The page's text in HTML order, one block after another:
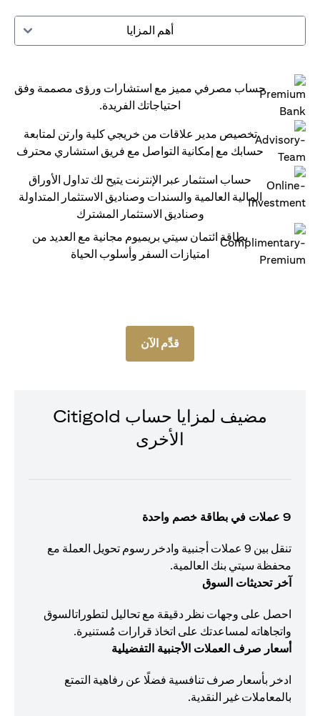
أهم المزايا
حساب مصرفي مميز مع استشارات ورؤى مصممة وفق
احتياجاتك الفريدة.
تخصيص مدير علاقات من خريجي كلية وارتن لمتابعة
حسابك مع إمكانية التواصل مع فريق استشاري محترف
حساب استثمار عبر الإنترنت يتيح لك تداول الأوراق
المالية العالمية والسندات وصناديق الاستثمار المتداولة
وصناديق الاستثمار المشترك
بطاقة ائتمان سيتي بريميوم مجانية مع العديد من
امتيازات السفر وأسلوب الحياة
قدِّم الآن
مضيف لمزايا حساب Citigold
الأخرى
9 عملات في بطاقة خصم واحدة
تنقل بين 9 عملات أجنبية وادخر رسوم تحويل العملة مع
محفظة سيتي بنك العالمية.
آخر تحديثات السوق
احصل على وجهات نظر دقيقة مع تحاليل لتطوراتالسوق
واتجاهاته لمساعدتك على اتخاذ قرارات مُستنيرة.
أسعار صرف العملات الأجنبية التفضيلية
ادخر بأسعار صرف تنافسية فضلًا عن رفاهية التمتع
بالمعاملات غير النقدية.